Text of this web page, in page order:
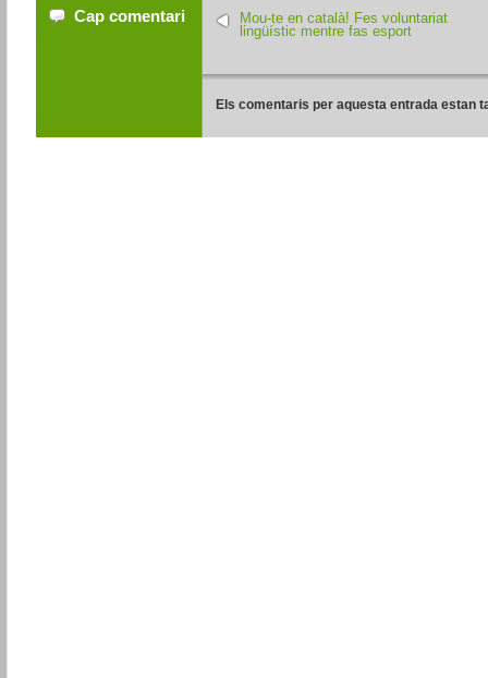
Cap comentari
Mou-te en català! Fes voluntariat
lingüístic mentre fas esport
Els comentaris per aquesta entrada estan